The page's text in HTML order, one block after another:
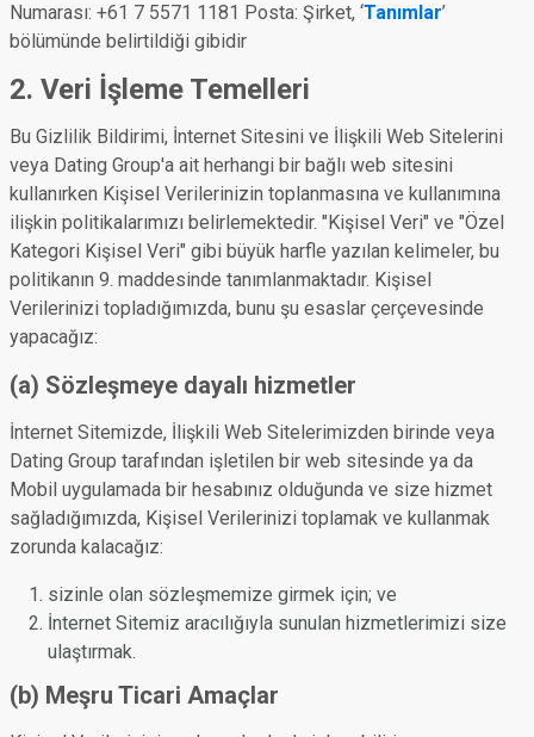
Numarası: +61 7 5571 1181 Posta: Şirket, ‘Tanımlar’
bölümünde belirtildiği gibidir
2. Veri İşleme Temelleri
Bu Gizlilik Bildirimi, İnternet Sitesini ve İlişkili Web Sitelerini
veya Dating Group'a ait herhangi bir bağlı web sitesini
kullanırken Kişisel Verilerinizin toplanmasına ve kullanımına
ilişkin politikalarımızı belirlemektedir. "Kişisel Veri" ve "Özel
Kategori Kişisel Veri" gibi büyük harfle yazılan kelimeler, bu
politikanın 9. maddesinde tanımlanmaktadır. Kişisel
Verilerinizi topladığımızda, bunu şu esaslar çerçevesinde
yapacağız:
(a) Sözleşmeye dayalı hizmetler
İnternet Sitemizde, İlişkili Web Sitelerimizden birinde veya
Dating Group tarafından işletilen bir web sitesinde ya da
Mobil uygulamada bir hesabınız olduğunda ve size hizmet
sağladığımızda, Kişisel Verilerinizi toplamak ve kullanmak
zorunda kalacağız:
sizinle olan sözleşmemize girmek için; ve
İnternet Sitemiz aracılığıyla sunulan hizmetlerimizi size
ulaştırmak.
(b) Meşru Ticari Amaçlar